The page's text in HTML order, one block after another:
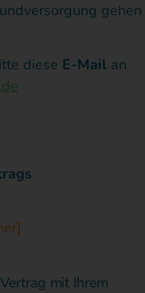
gehen
diese E-Mail an
mit Ihrem